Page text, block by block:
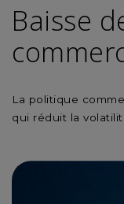
Baisse
La politique
qui réduit la